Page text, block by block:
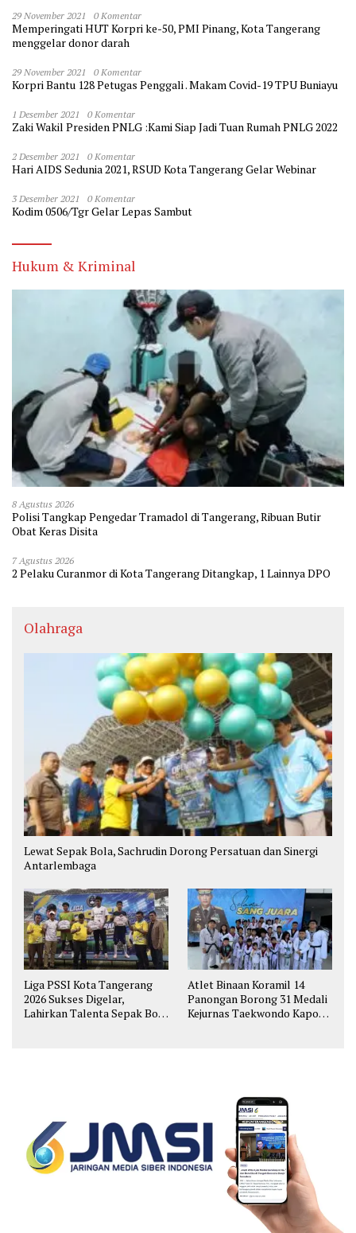
29 November 2021 0 Komentar
Memperingati HUT Korpri ke-50, PMI Pinang, Kota Tangerang
menggelar donor darah
29 November 2021 0 Komentar
Korpri Bantu 128 Petugas Penggali . Makam Covid-19 TPU Buniayu
1 Desember 2021 0 Komentar
Zaki Wakil Presiden PNLG :Kami Siap Jadi Tuan Rumah PNLG 2022
2 Desember 2021 0 Komentar
Hari AIDS Sedunia 2021, RSUD Kota Tangerang Gelar Webinar
3 Desember 2021 0 Komentar
Kodim 0506/Tgr Gelar Lepas Sambut
Hukum & Kriminal
8 Agustus 2026
Polisi Tangkap Pengedar Tramadol di Tangerang, Ribuan Butir
Obat Keras Disita
7 Agustus 2026
2 Pelaku Curanmor di Kota Tangerang Ditangkap, 1 Lainnya DPO
Olahraga
Lewat Sepak Bola, Sachrudin Dorong Persatuan dan Sinergi
Antarlembaga
Liga PSSI Kota Tangerang
2026 Sukses Digelar,
Lahirkan Talenta Sepak Bola
Atlet Binaan Koramil 14
Panongan Borong 31 Medali
Kejurnas Taekwondo Kapolri